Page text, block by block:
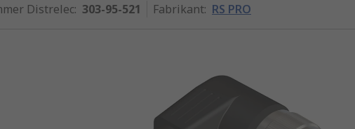
Distrelec: 303-95-521 Fabrikant: RS PRO